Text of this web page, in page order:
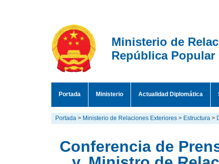
Ministerio de
República Popular
Portada Ministerio Actualidad Diplomática
Portada > Ministerio de Relaciones Exteriores > Estructura >
Conferencia de